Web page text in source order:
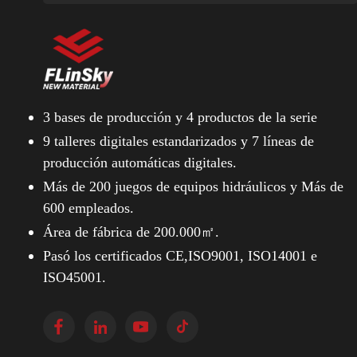
3 bases de producción y 4 productos de la serie
9 talleres digitales estandarizados y 7 líneas de
producción automáticas digitales.
Más de 200 juegos de equipos hidráulicos y Más de
600 empleados.
Área de fábrica de 200.000㎡.
Pasó los certificados CE,ISO9001, ISO14001 e
ISO45001.